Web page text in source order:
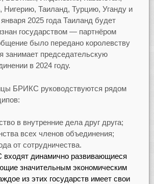
Нигерию, Таиланд, Турцию, Уганду и
2025 года Таиланд будет
государством — партнёром
было передано королевству
занимает председательскую
в 2024 году.
БРИКС руководствуются рядом
в внутренние дела друг друга;
всех членов объединения;
от сотрудничества.
динамично развивающиеся
значительным экономическим
из этих государств имеет свои